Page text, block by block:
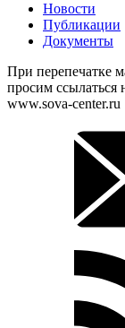
Новости
Публикации
Документы
При перепечатке
просим ссылаться
www.sova-center.ru